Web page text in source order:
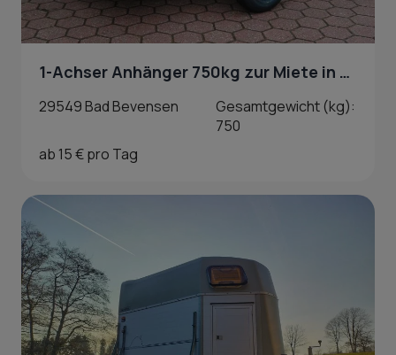
1-Achser Anhänger 750kg zur Miete in Bad Bevensen
29549 Bad Bevensen
Gesamtgewicht (kg):
750
ab 15 € pro Tag